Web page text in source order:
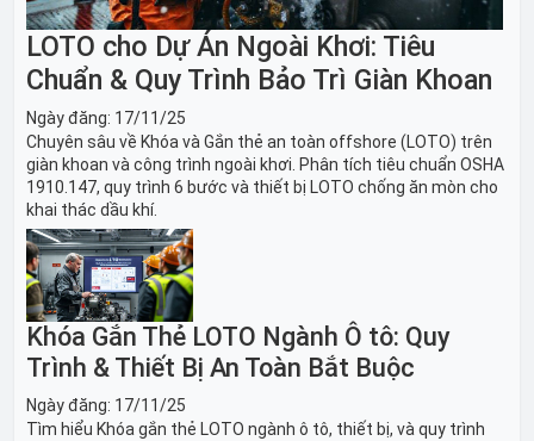
LOTO cho Dự Án Ngoài Khơi: Tiêu
Chuẩn & Quy Trình Bảo Trì Giàn Khoan
Ngày đăng: 17/11/25
Chuyên sâu về Khóa và Gắn thẻ an toàn offshore (LOTO) trên
giàn khoan và công trình ngoài khơi. Phân tích tiêu chuẩn OSHA
1910.147, quy trình 6 bước và thiết bị LOTO chống ăn mòn cho
khai thác dầu khí.
Khóa Gắn Thẻ LOTO Ngành Ô tô: Quy
Trình & Thiết Bị An Toàn Bắt Buộc
Ngày đăng: 17/11/25
Tìm hiểu Khóa gắn thẻ LOTO ngành ô tô, thiết bị, và quy trình